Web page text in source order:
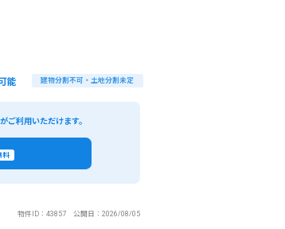
能 建物分割不可・土地分割未定
ご利用いただけます。
料
物件ID：43857 公開日：2026/08/05